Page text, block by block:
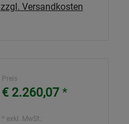
zzgl. Versandkosten
Preis
€ 2.260,07 *
* exkl. MwSt.: